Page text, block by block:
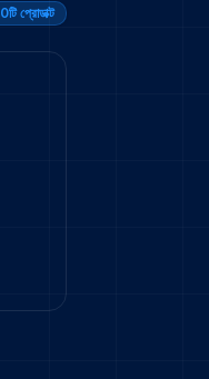
0টি প্রোডাক্ট